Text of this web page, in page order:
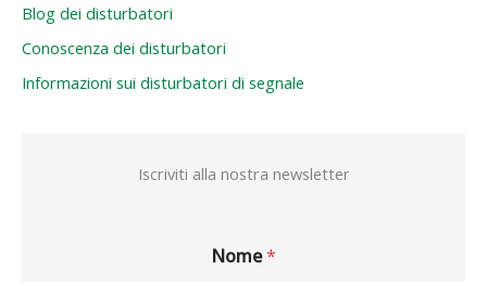
Blog dei disturbatori
Conoscenza dei disturbatori
Informazioni sui disturbatori di segnale
Iscriviti alla nostra newsletter
Nome*